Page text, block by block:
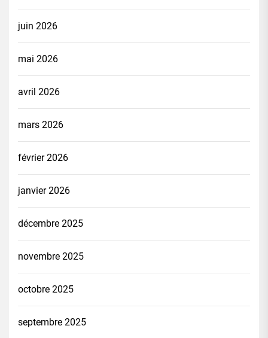
juin 2026
mai 2026
avril 2026
mars 2026
février 2026
janvier 2026
décembre 2025
novembre 2025
octobre 2025
septembre 2025